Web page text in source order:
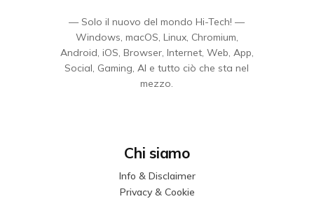
— Solo il nuovo del mondo Hi-Tech! —
Windows, macOS, Linux, Chromium,
Android, iOS, Browser, Internet, Web, App,
Social, Gaming, AI e tutto ciò che sta nel
mezzo.
Chi siamo
Info & Disclaimer
Privacy & Cookie